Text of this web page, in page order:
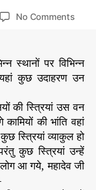
No Commentso
शि
व
ग
औ
र
पा
र्व
ती
स्थानों पर विभिन्न
कुछ उदाहरण उन
की स्त्रियां उस वन
की भांति वहां
स्त्रियां व्याकुल हो
कुछ स्त्रियां उन्हें
आ गये, महादेव जी